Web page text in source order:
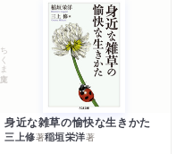
ちくま文庫
身近な雑草の愉快な生きかた
三上修著稲垣栄洋著